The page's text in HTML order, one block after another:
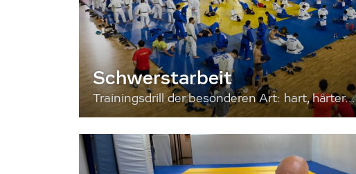
Schwerstarbeit
Trainingsdrill der besonderen Art: hart, härter...